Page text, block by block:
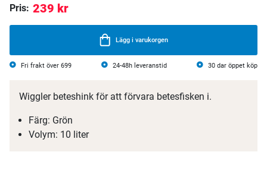
Pris: 239 kr
Lägg i varukorgen
Fri frakt över 699 24-48h leveranstid 30 dar öppet köp
Wiggler beteshink för att förvara betesfisken i.
Färg: Grön
Volym: 10 liter